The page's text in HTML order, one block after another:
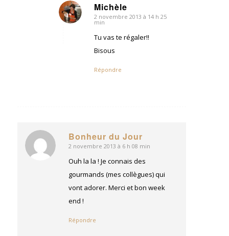
Michèle
dit
2 novembre 2013 à 14 h 25
min
Tu vas te régaler!!
Bisous
Répondre
Bonheur du Jour
dit
:
2 novembre 2013 à 6 h 08 min
Ouh la la ! Je connais des
gourmands (mes collègues) qui
vont adorer. Merci et bon week
end !
Répondre